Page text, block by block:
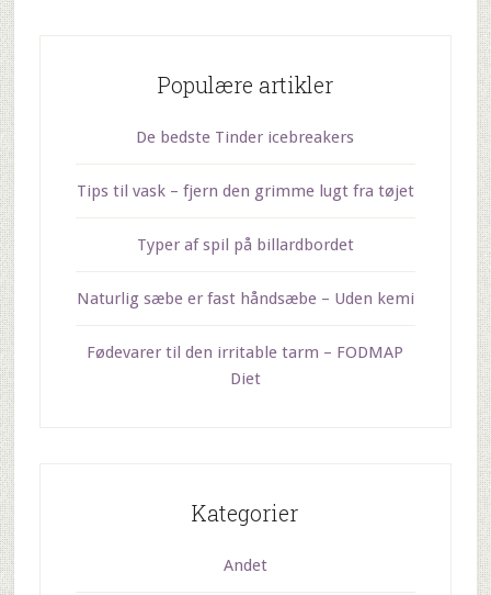
Populære artikler
De bedste Tinder icebreakers
Tips til vask – fjern den grimme lugt fra tøjet
Typer af spil på billardbordet
Naturlig sæbe er fast håndsæbe – Uden kemi
Fødevarer til den irritable tarm – FODMAP
Diet
Kategorier
Andet